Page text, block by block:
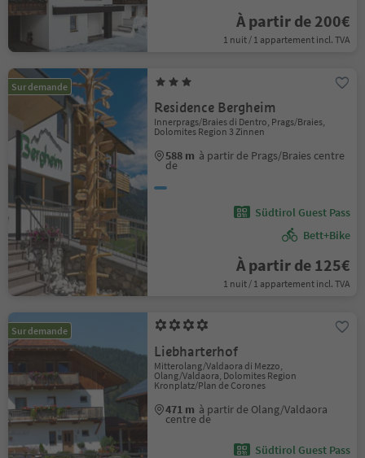
À partir de 200€
1 nuit / 1 appartement incl. TVA
Sur demande
Residence Bergheim
Innerprags/Braies di Dentro, Prags/Braies,
Dolomites Region 3 Zinnen
588 m à partir de Prags/Braies centre
de
Südtirol Guest Pass
Bett+Bike
À partir de 125€
1 nuit / 1 appartement incl. TVA
Sur demande
Liebharterhof
Mitterolang/Valdaora di Mezzo,
Olang/Valdaora, Dolomites Region
Kronplatz/Plan de Corones
471 m à partir de Olang/Valdaora
centre de
Südtirol Guest Pass